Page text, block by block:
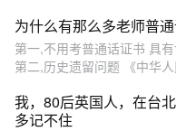
为什么有那么多老师普通
第一,不用考普通话证书 具
第二,历史遗留问题 《中华
我，80后英国人，在台
多记不住